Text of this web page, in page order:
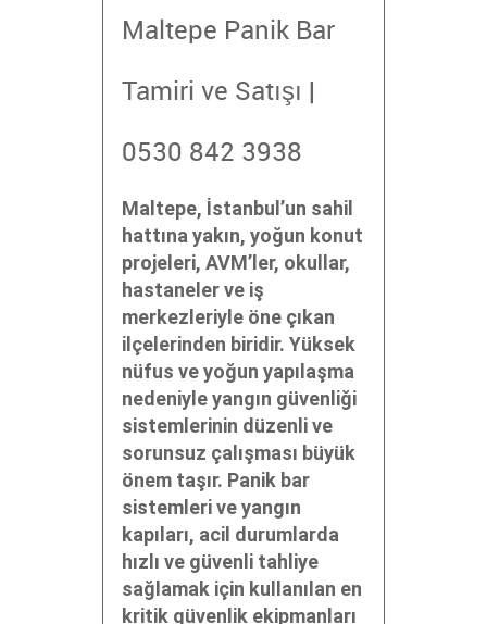
Maltepe Panik Bar
Tamiri ve Satışı |
0530 842 3938
Maltepe, İstanbul’un sahil
hattına yakın, yoğun konut
projeleri, AVM’ler, okullar,
hastaneler ve iş
merkezleriyle öne çıkan
ilçelerinden biridir. Yüksek
nüfus ve yoğun yapılaşma
nedeniyle yangın güvenliği
sistemlerinin düzenli ve
sorunsuz çalışması büyük
önem taşır. Panik bar
sistemleri ve yangın
kapıları, acil durumlarda
hızlı ve güvenli tahliye
sağlamak için kullanılan en
kritik güvenlik ekipmanları